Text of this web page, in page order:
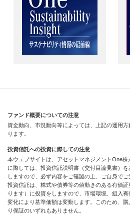
ファンド概要についての注意
資金動向、市況動向等によっては、上記の運用
ります。
投資信託への投資に際しての注意
本ウェブサイトは、アセットマネジメントOne
に際しては、投資信託説明書（交付目論見書）
しますので、必ず内容をご確認の上、ご自身でご
投資信託は、株式や債券等の値動きのある有価
ります）に投資をしますので、市場環境、組入
変化により基準価額は変動します。このため、
り保証のいずれもありません。